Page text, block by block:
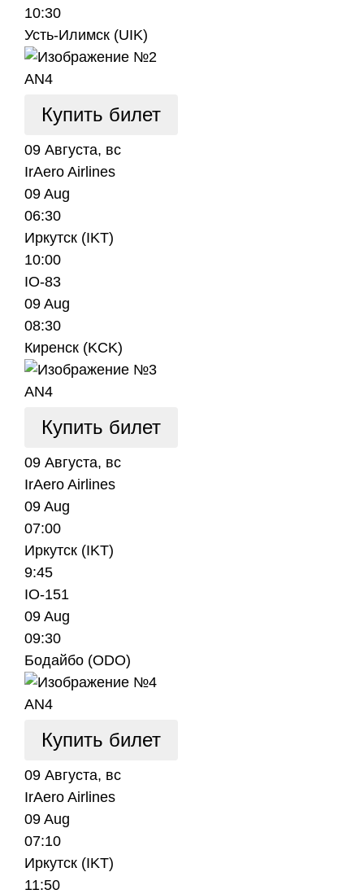
10:30
Усть-Илимск (UIK)
AN4
Купить билет
09 Августа, вс
IrAero Airlines
09 Aug
06:30
Иркутск (IKT)
10:00
IO-83
09 Aug
08:30
Киренск (KCK)
AN4
Купить билет
09 Августа, вс
IrAero Airlines
09 Aug
07:00
Иркутск (IKT)
9:45
IO-151
09 Aug
09:30
Бодайбо (ODO)
AN4
Купить билет
09 Августа, вс
IrAero Airlines
09 Aug
07:10
Иркутск (IKT)
11:50